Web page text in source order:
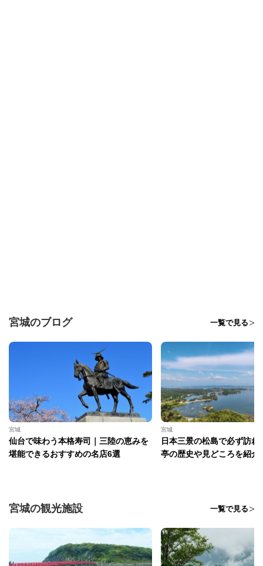
宮城のブログ 一覧で見る
宮城
仙台で味わう本格寿司｜三陸の恵みを
堪能できるおすすめの名店6選
宮城
日本三景の松島で必ず訪れ
亭の歴史や見どころを紹介
宮城の観光施設 一覧で見る